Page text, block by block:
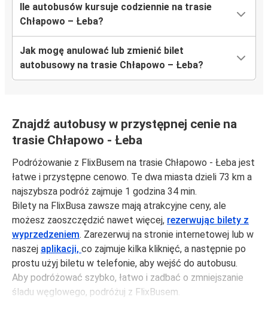
Ile autobusów kursuje codziennie na trasie
Chłapowo – Łeba?
Jak mogę anulować lub zmienić bilet
autobusowy na trasie Chłapowo – Łeba?
Znajdź autobusy w przystępnej cenie na
trasie Chłapowo - Łeba
Podróżowanie z FlixBusem na trasie Chłapowo - Łeba jest
łatwe i przystępne cenowo. Te dwa miasta dzieli 73 km a
najszybsza podróż zajmuje 1 godzina 34 min.
Bilety na FlixBusa zawsze mają atrakcyjne ceny, ale
możesz zaoszczędzić nawet więcej, rezerwując bilety z
wyprzedzeniem. Zarezerwuj na stronie internetowej lub w
naszej aplikacji, co zajmuje kilka kliknięć, a następnie po
prostu użyj biletu w telefonie, aby wejść do autobusu.
Aby podróżować szybko, łatwo i zadbać o zmniejszanie
śladu węglowego, podróżuj z FlixBusem.